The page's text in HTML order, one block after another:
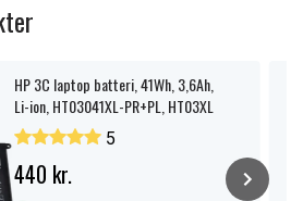
HP 3C laptop batteri, 41Wh, 3,6Ah,
Li-ion, HT03041XL-PR+PL, HT03XL
5
440 kr.